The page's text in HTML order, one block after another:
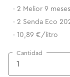
· 2 Melior 9
· 2 Senda Eco
· 10,89 €/litro
Cantidad